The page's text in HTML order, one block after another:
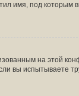
имя, под которым
на этой
вы испытываете